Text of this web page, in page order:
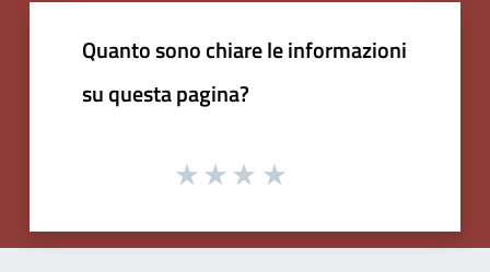
Quanto sono chiare le informazioni
su questa pagina?